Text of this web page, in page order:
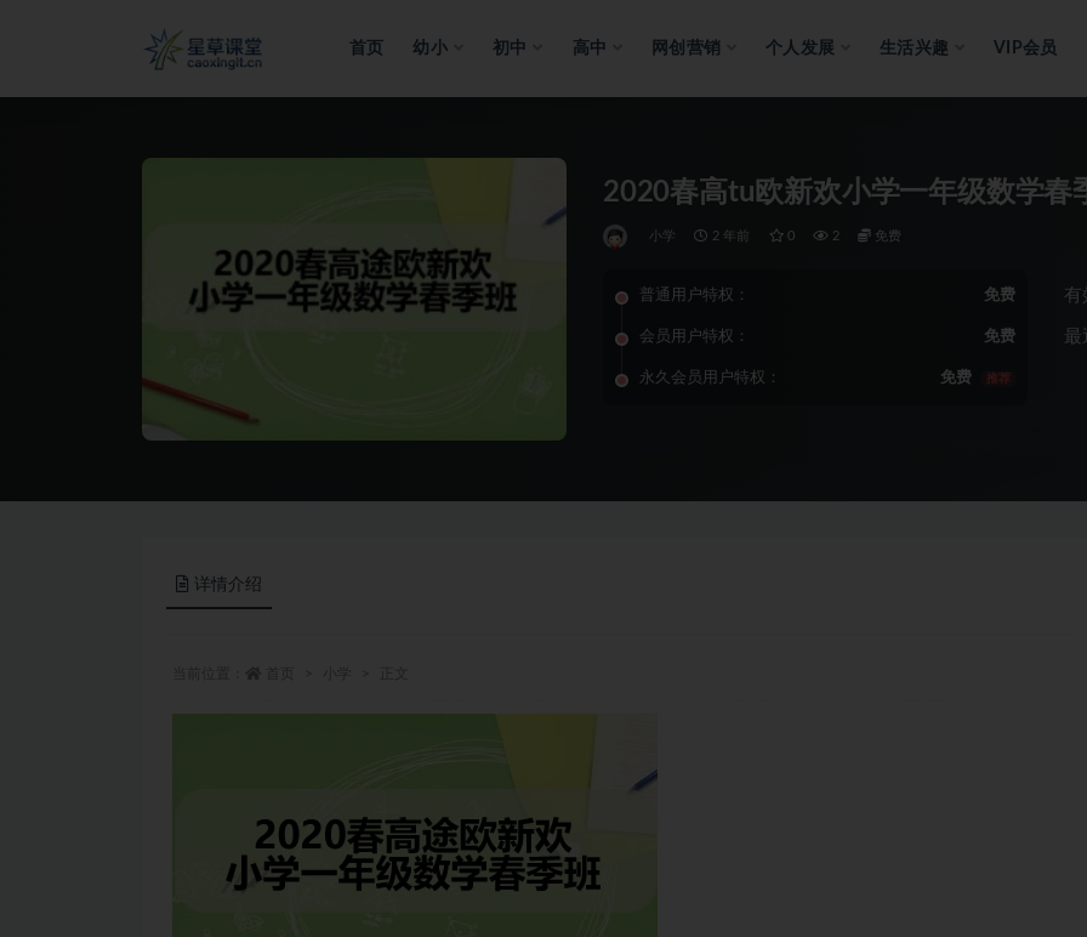
首页 幼小 初中 高中 网创营销 个人发展 生活兴趣 VIP会员
2020春高tu欧新欢小学一年级数学春
小学 2 年前 0 2 免费
普通用户特权： 免费
会员用户特权： 免费
永久会员用户特权： 免费 推荐
有
最
详情介绍